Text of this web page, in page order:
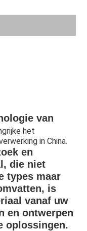
van
het
in China.
en
die niet
types maar
is
vanaf uw
en ontwerpen
oplossingen.